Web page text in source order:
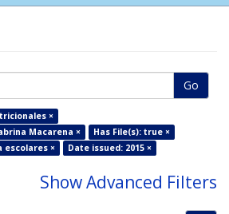
Go
×
Macarena ×
Has File(s): true ×
escolares ×
Date issued: 2015 ×
Show Advanced Filters